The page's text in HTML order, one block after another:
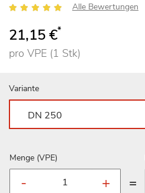
Bewertung: Alle Bewertungen
21,15 €*
pro VPE (1 Stk)
Variante
Menge (VPE)
=